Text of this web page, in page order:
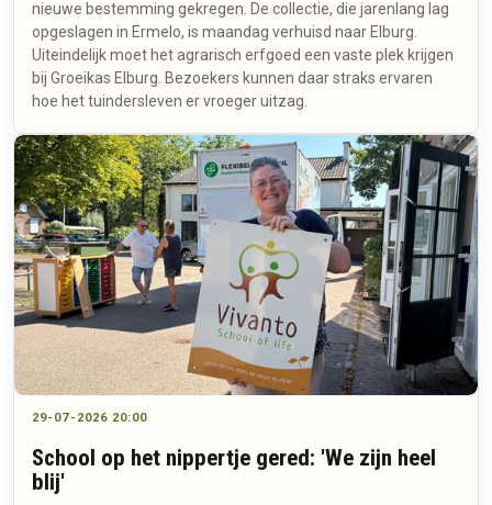
nieuwe bestemming gekregen. De collectie, die jarenlang lag
opgeslagen in Ermelo, is maandag verhuisd naar Elburg.
Uiteindelijk moet het agrarisch erfgoed een vaste plek krijgen
bij Groeikas Elburg. Bezoekers kunnen daar straks ervaren
hoe het tuindersleven er vroeger uitzag.
29-07-2026 20:00
School op het nippertje gered: 'We zijn heel
blij'